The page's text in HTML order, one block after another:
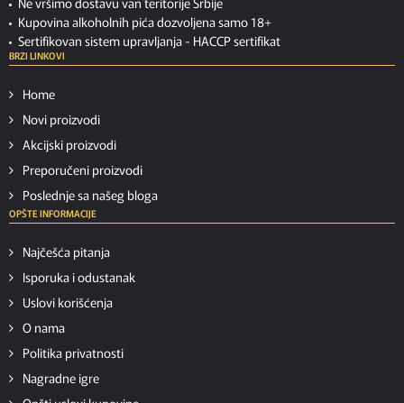
Kupovina alkoholnih pića dozvoljena samo 18+
Sertifikovan sistem upravljanja - HACCP sertifikat
BRZI LINKOVI
Home
Novi proizvodi
Akcijski proizvodi
Preporučeni proizvodi
Poslednje sa našeg bloga
OPŠTE INFORMACIJE
Najčešća pitanja
Isporuka i odustanak
Uslovi korišćenja
O nama
Politika privatnosti
Nagradne igre